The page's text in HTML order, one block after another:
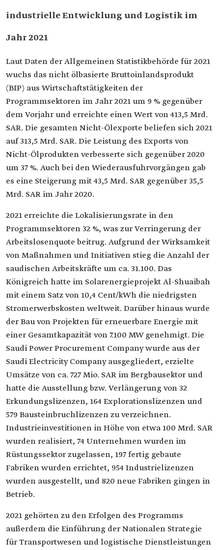
industrielle Entwicklung und Logistik im
Jahr 2021
Laut Daten der Allgemeinen Statistikbehörde für 2021
wuchs das nicht ölbasierte Bruttoinlandsprodukt
(BIP) aus Wirtschaftstätigkeiten der
Programmsektoren im Jahr 2021 um 9 % gegenüber
dem Vorjahr und erreichte einen Wert von 413,5 Mrd.
SAR. Die gesamten Nicht-Ölexporte beliefen sich 2021
auf 313,5 Mrd. SAR. Die Leistung des Exports von
Nicht-Ölprodukten verbesserte sich gegenüber 2020
um 37 %. Auch bei den Wiederausfuhrvorgängen gab
es eine Steigerung mit 43,5 Mrd. SAR gegenüber 35,5
Mrd. SAR im Jahr 2020.
2021 erreichte die Lokalisierungsrate in den
Programmsektoren 32 %, was zur Verringerung der
Arbeitslosenquote beitrug. Aufgrund der Wirksamkeit
von Maßnahmen und Initiativen stieg die Anzahl der
saudischen Arbeitskräfte um ca. 31.100. Das
Königreich hatte im Solarenergieprojekt Al-Shuaibah
mit einem Satz von 10,4 Cent/kWh die niedrigsten
Stromerwerbskosten weltweit. Darüber hinaus wurde
der Bau von Projekten für erneuerbare Energie mit
einer Gesamtkapazität von 7.100 MW genehmigt. Die
Saudi Power Procurement Company wurde aus der
Saudi Electricity Company ausgegliedert, erzielte
Umsätze von ca. 727 Mio. SAR im Bergbausektor und
hatte die Ausstellung bzw. Verlängerung von 32
Erkundungslizenzen, 164 Explorationslizenzen und
579 Bausteinbruchlizenzen zu verzeichnen.
Industrieinvestitionen in Höhe von etwa 100 Mrd. SAR
wurden realisiert, 74 Unternehmen wurden im
Rüstungssektor zugelassen, 197 fertig gebaute
Fabriken wurden errichtet, 954 Industrielizenzen
wurden ausgestellt, und 820 neue Fabriken gingen in
Betrieb.
2021 gehörten zu den Erfolgen des Programms
außerdem die Einführung der Nationalen Strategie
für Transportwesen und logistische Dienstleistungen